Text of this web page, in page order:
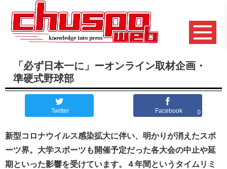
「必ず日本一に」ーオンライン取材企画・
準硬式野球部
Twitter Facebook 0
新型コロナウイルス感染拡大に伴い、明かりが消えたスポ
ーツ界。大学スポーツも開催予定だった各大会の中止や延
期といった影響を受けています。４年間というタイムリミ